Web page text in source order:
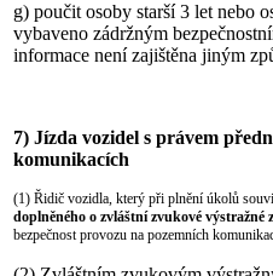
g) poučit osoby starší 3 let nebo
vybaveno zádržným
informace není zajištěna jiným
7) Jízda vozidel s právem
komunikacích
(1) Řidič vozidla, který při plnění úkolů
doplněného o zvláštní zvukové výstražné
bezpečnost provozu na pozemních